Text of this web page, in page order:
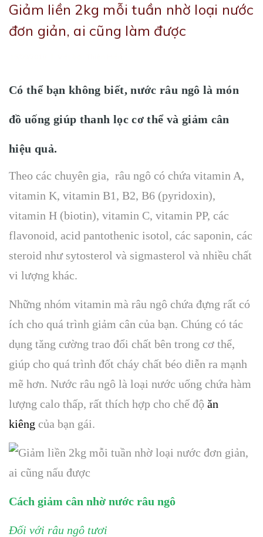
Giảm liền 2kg mỗi tuần nhờ loại nước
đơn giản, ai cũng làm được
Có thể bạn không biết, nước râu ngô là món
đồ uống giúp thanh lọc cơ thể và giảm cân
hiệu quả.
Theo các chuyên gia, râu ngô có chứa vitamin A,
vitamin K, vitamin B1, B2, B6 (pyridoxin),
vitamin H (biotin), vitamin C, vitamin PP, các
flavonoid, acid pantothenic isotol, các saponin, các
steroid như sytosterol và sigmasterol và nhiều chất
vi lượng khác.
Những nhóm vitamin mà râu ngô chứa đựng rất có
ích cho quá trình giảm cân của bạn. Chúng có tác
dụng tăng cường trao đổi chất bên trong cơ thể,
giúp cho quá trình đốt cháy chất béo diễn ra mạnh
mẽ hơn. Nước râu ngô là loại nước uống chứa hàm
lượng calo thấp, rất thích hợp cho chế độ ăn
kiêng của bạn gái.
Cách giảm cân nhờ nước râu ngô
Đối với râu ngô tươi